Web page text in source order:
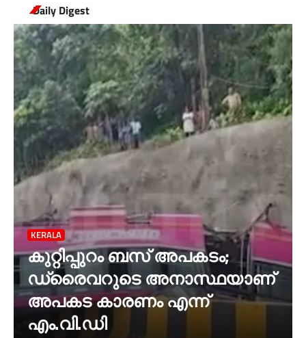
Daily Digest
KERALA
കുറ്റിപ്പുറം ബസ് അപകടം;
ഡ്രൈവറുടെ അനാസ്ഥയാണ്‌
അപകട കാരണം എന്ന്
എം.വി.ഡി